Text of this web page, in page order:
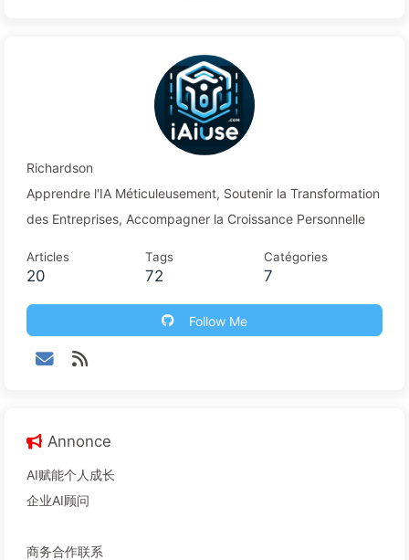
Richardson
Apprendre l'IA Méticuleusement, Soutenir la Transformation
des Entreprises, Accompagner la Croissance Personnelle
Articles
20
Tags
72
Catégories
7
Follow Me
Annonce
AI赋能个人成长
企业AI顾问
商务合作联系